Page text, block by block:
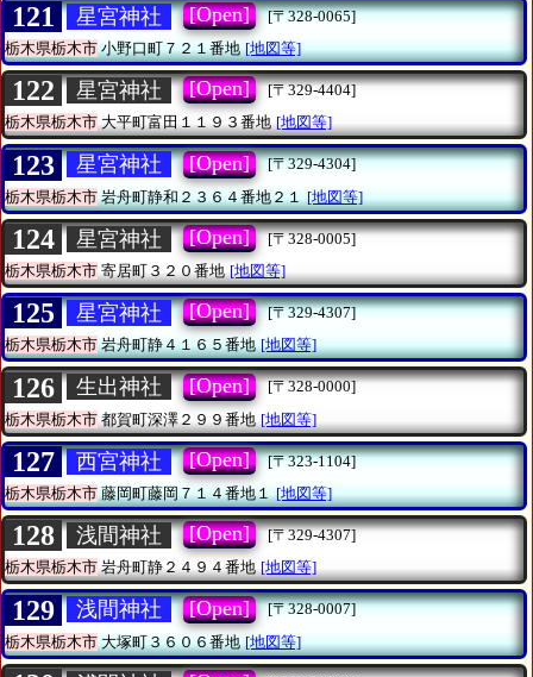
121 星宮神社 [Open]
[〒328-0065]
栃木県栃木市小野口町７２１番地 [地図等]
122 星宮神社 [Open]
[〒329-4404]
栃木県栃木市大平町富田１１９３番地 [地図等]
123 星宮神社 [Open]
[〒329-4304]
栃木県栃木市岩舟町静和２３６４番地２１ [地図等]
124 星宮神社 [Open]
[〒328-0005]
栃木県栃木市寄居町３２０番地 [地図等]
125 星宮神社 [Open]
[〒329-4307]
栃木県栃木市岩舟町静４１６５番地 [地図等]
126 生出神社 [Open]
[〒328-0000]
栃木県栃木市 都賀町深澤２９９番地 [地図等]
127 西宮神社 [Open]
[〒323-1104]
栃木県栃木市藤岡町藤岡７１４番地１ [地図等]
128 浅間神社 [Open]
[〒329-4307]
栃木県栃木市岩舟町静２４９４番地 [地図等]
129 浅間神社 [Open]
[〒328-0007]
栃木県栃木市大塚町３６０６番地 [地図等]